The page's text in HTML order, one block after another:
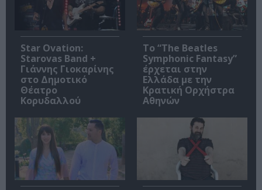
Star Ovation:
Starovas Band +
Γιάννης Γιοκαρίνης
στο Δημοτικό
Θέατρο
Κορυδαλλού
Το “The Beatles
Symphonic Fantasy”
έρχεται στην
Ελλάδα με την
Κρατική Ορχήστρα
Αθηνών